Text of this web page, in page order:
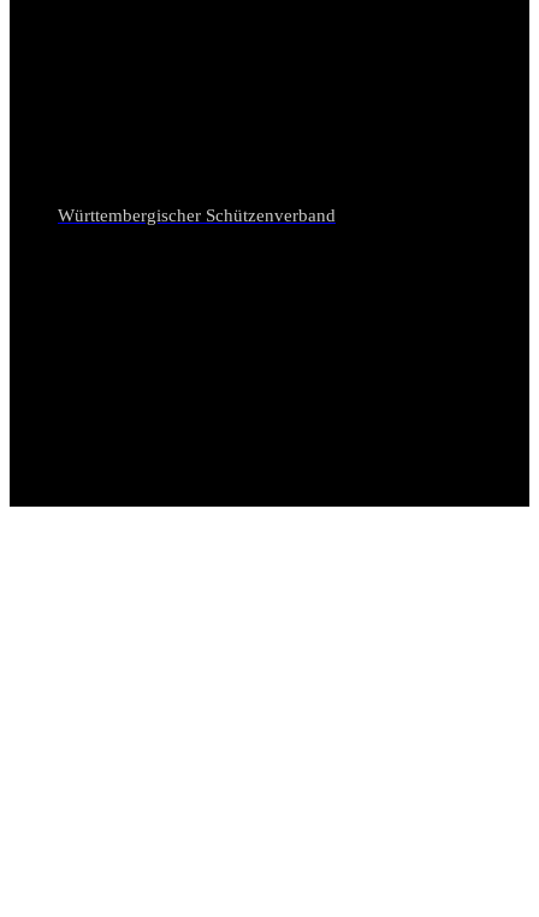
Württembergischer Schützenverband